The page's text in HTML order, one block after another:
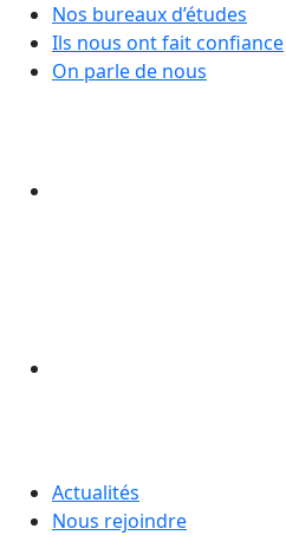
Nos bureaux d’études
Ils nous ont fait confiance
On parle de nous
Actualités
Nous rejoindre